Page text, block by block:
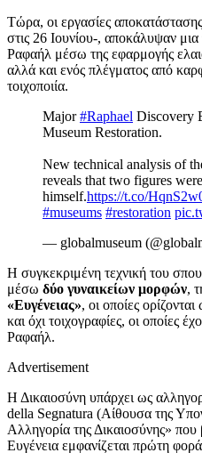
Τώρα, οι εργασίες
στις 26 Ιουνίου-, αποκάλυψαν μια
Ραφαήλ μέσω της εφαρμογής
αλλά και ενός πλέγματος από
τοιχοποιία.
Major#Raphael Discovery
Museum Restoration.
New technical analysis of
reveals that two figures
himself.https://t.co/
#museums #restoration
— globalmuseum
Η συγκεκριμένη τεχνική του
μέσω δύο γυναικείων μορφών,
«Ευγένειας», οι οποίες
και όχι τοιχογραφίες, οι οποίες
Ραφαήλ.
Advertisement
Η Δικαιοσύνη υπάρχει ως
della Segnatura (Αίθουσα της
Αλληγορία της Δικαιοσύνης»
Ευγένεια εμφανίζεται πρώτη